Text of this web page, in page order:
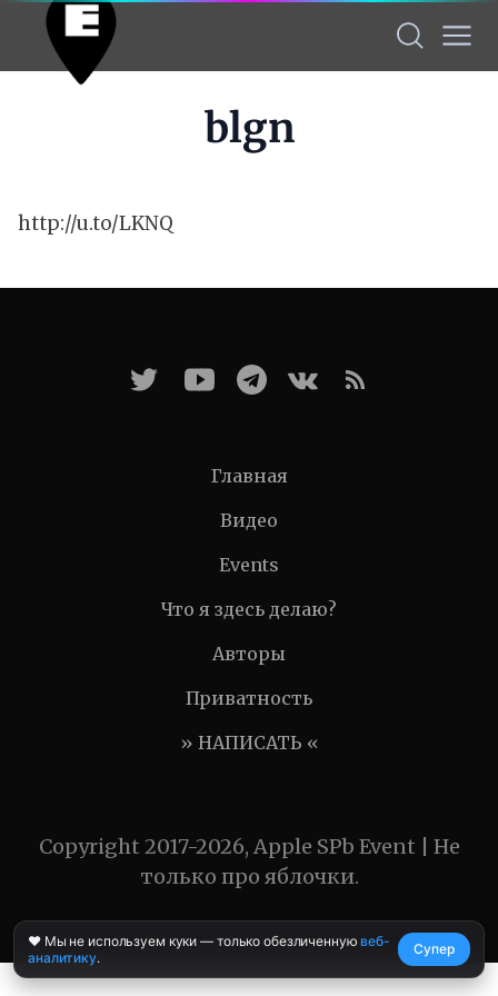
blgn
http://u.to/LKNQ
Главная
Видео
Events
Что я здесь делаю?
Авторы
Приватность
» НАПИСАТЬ «
Copyright 2017-2026, Apple SPb Event | Не
только про яблочки.
❤️ Мы не используем куки — только обезличеннуювеб-
аналитику.
Супер